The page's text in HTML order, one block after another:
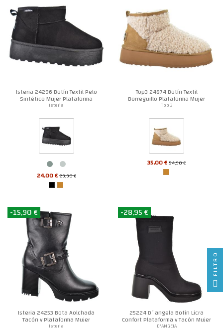
Isteria 24296 Botín Textil Pelo
Sintético Mujer Plataforma
Isteria
24,00 €29,90 €
Top3 24874 Botín Textil
Borreguillo Plataforma Mujer
Top 3
35,00 €54,90 €
-15,90 €
Isteria 24253 Bota Aolchada
Tacón y Plataforma Mujer
Isteria
-28,95 €
25224 D´angela Botín Licra
Confort Plataforma y Tacón Mujer
D'ANGELA
FILTRO